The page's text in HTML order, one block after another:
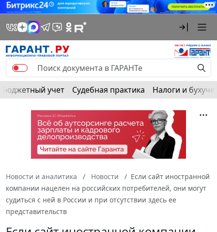
Бюджетный учет Судебная практика Налоги и
Новости и аналитика Новости
Если сайт иностранной
компании нацелен на российских потребителей, они могут
судиться с ней в России и при отсутствии здесь ее
представительств